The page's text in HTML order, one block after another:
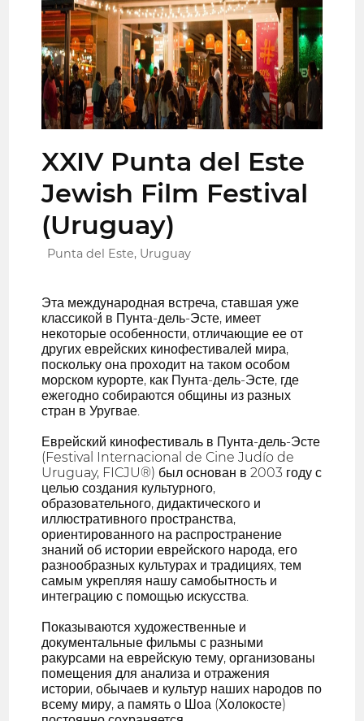
XXIV Punta del Este
Jewish Film Festival
(Uruguay)
Punta del Este, Uruguay
Эта международная встреча, ставшая уже
классикой в Пунта-дель-Эсте, имеет
некоторые особенности, отличающие ее от
других еврейских кинофестивалей мира,
поскольку она проходит на таком особом
морском курорте, как Пунта-дель-Эсте, где
ежегодно собираются общины из разных
стран в Уругвае.
Еврейский кинофестиваль в Пунта-дель-Эсте
(Festival Internacional de Cine Judío de
Uruguay, FICJU®) был основан в 2003 году с
целью создания культурного,
образовательного, дидактического и
иллюстративного пространства,
ориентированного на распространение
знаний об истории еврейского народа, его
разнообразных культурах и традициях, тем
самым укрепляя нашу самобытность и
интеграцию с помощью искусства.
Показываются художественные и
документальные фильмы с разными
ракурсами на еврейскую тему, организованы
помещения для анализа и отражения
истории, обычаев и культур наших народов по
всему миру, а память о Шоа (Холокосте)